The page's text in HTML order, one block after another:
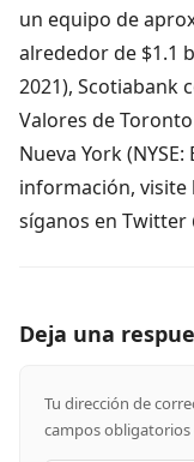
un equipo de
alrededor de $1.1
2021), Scotiabank
Valores de Toronto
Nueva York
información,
síganos en Twitter
Deja una
Tu dirección de
campos obligatorios